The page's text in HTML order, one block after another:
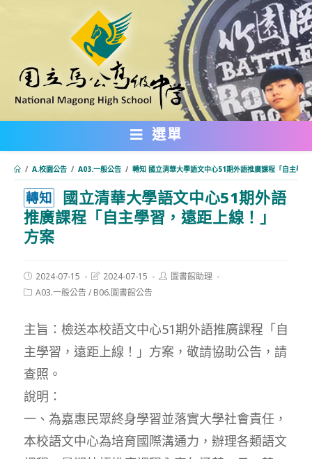
內
選單
/ A.校園公告 / A03.一般公告 / 轉知 國立清華大學語文中心51期外語推廣課程「自主學
轉知
國立清華大學語文中心51期外語
推廣課程「自主學習，遠距上線！」
方案
Post
published:
2024-07-15
Post
modified:
2024-07-15
Post圖書館助理
PostA03.一般公告/ B06.圖書館公告
主旨：檢送本校語文中心51期外語推廣課程「自
主學習，遠距上線！」方案，敬請協助公告，請
查照。
說明：
一、為嘉惠民眾終身學習並落實大學社會責任，
本校語文中心為培育國際溝通力，辦理各類語文